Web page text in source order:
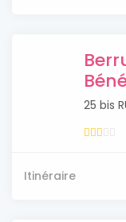
25 bis
Itinéraire